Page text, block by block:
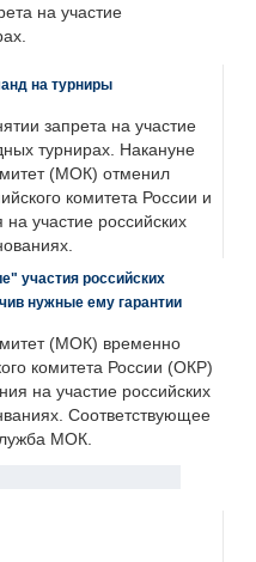
на участие
на турниры
запрета на участие
турнирах. Накануне
(МОК) отменил
комитета России и
участие российских
участия российских
нужные ему гарантии
(МОК) временно
комитета России (ОКР)
на участие российских
Соответствующее
МОК.